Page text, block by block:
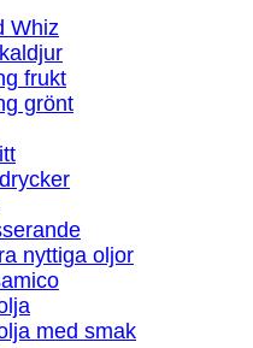
Whiz
frukt
grönt
nyttiga oljor
med smak